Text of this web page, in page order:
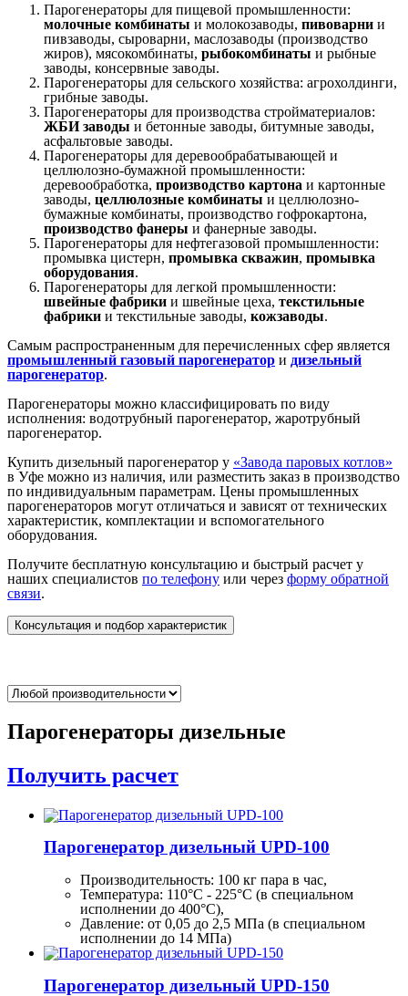
Парогенераторы для пищевой промышленности:
молочные комбинаты и молокозаводы, пивоварни и
пивзаводы, сыроварни, маслозаводы (производство
жиров), мясокомбинаты, рыбокомбинаты и рыбные
заводы, консервные заводы.
Парогенераторы для сельского хозяйства: агрохолдинги,
грибные заводы.
Парогенераторы для производства стройматериалов:
ЖБИ заводы и бетонные заводы, битумные заводы,
асфальтовые заводы.
Парогенераторы для деревообрабатывающей и
целлюлозно-бумажной промышленности:
деревообработка, производство картона и картонные
заводы, целлюлозные комбинаты и целлюлозно-
бумажные комбинаты, производство гофрокартона,
производство фанеры и фанерные заводы.
Парогенераторы для нефтегазовой промышленности:
промывка цистерн, промывка скважин, промывка
оборудования.
Парогенераторы для легкой промышленности:
швейные фабрики и швейные цеха, текстильные
фабрики и текстильные заводы, кожзаводы.
Самым распространенным для перечисленных сфер является
промышленный газовый парогенератор и дизельный
парогенератор.
Парогенераторы можно классифицировать по виду
исполнения: водотрубный парогенератор, жаротрубный
парогенератор.
Купить дизельный парогенератор у «Завода паровых котлов»
в Уфе можно из наличия, или разместить заказ в производство
по индивидуальным параметрам. Цены промышленных
парогенераторов могут отличаться и зависят от технических
характеристик, комплектации и вспомогательного
оборудования.
Получите бесплатную консультацию и быстрый расчет у
наших специалистов по телефону или через форму обратной
связи.
Консультация и подбор характеристик
Парогенераторы дизельные
Получить расчет
Парогенератор дизельный UPD-100
Производительность: 100 кг пара в час,
Температура: 110°C - 225°C (в специальном
исполнении до 400°C),
Давление: от 0,05 до 2,5 МПа (в специальном
исполнении до 14 МПа)
Парогенератор дизельный UPD-150